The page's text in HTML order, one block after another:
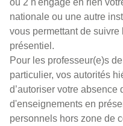
ou 2 n'engage en rien
nationale ou une autre
vous permettant de
présentiel.
Pour les professeur(e)s
particulier, vos autorités
d’autoriser votre absence
d'enseignements en
personnels hors zone de